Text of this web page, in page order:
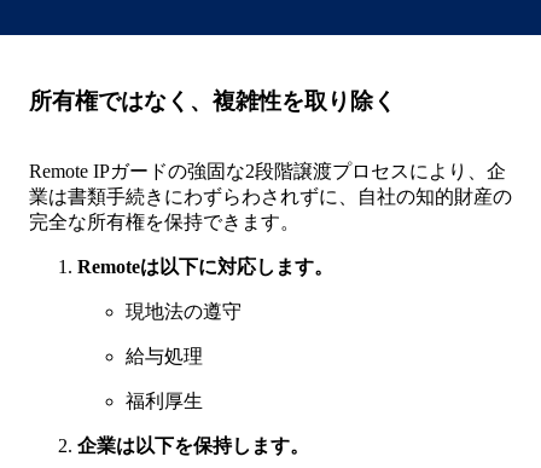
所有権ではなく、複雑性を取り除く
Remote IPガードの強固な2段階譲渡プロセスにより、企
業は書類手続きにわずらわされずに、自社の知的財産の
完全な所有権を保持できます。
Remoteは以下に対応します。
現地法の遵守
給与処理
福利厚生
企業は以下を保持します。